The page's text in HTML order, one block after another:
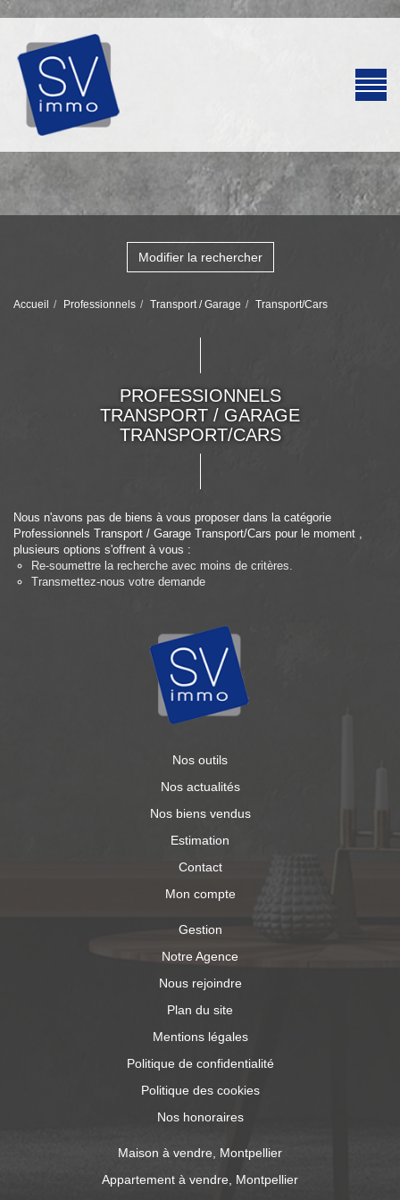
Modifier la rechercher
Accueil Professionnels Transport / Garage Transport/Cars
PROFESSIONNELS
TRANSPORT / GARAGE
TRANSPORT/CARS
Nous n'avons pas de biens à vous proposer dans la catégorie
Professionnels Transport / Garage Transport/Cars pour le moment ,
plusieurs options s'offrent à vous :
Re-soumettre la recherche avec moins de critères.
Transmettez-nous votre demande
Nos outils
Nos actualités
Nos biens vendus
Estimation
Contact
Mon compte
Gestion
Notre Agence
Nous rejoindre
Plan du site
Mentions légales
Politique de confidentialité
Politique des cookies
Nos honoraires
Maison à vendre, Montpellier
Appartement à vendre, Montpellier